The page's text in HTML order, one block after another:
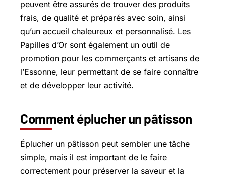
peuvent être assurés de trouver des produits
frais, de qualité et préparés avec soin, ainsi
qu’un accueil chaleureux et personnalisé. Les
Papilles d’Or sont également un outil de
promotion pour les commerçants et artisans de
l’Essonne, leur permettant de se faire connaître
et de développer leur activité.
Comment éplucher un pâtisson
Éplucher un pâtisson peut sembler une tâche
simple, mais il est important de le faire
correctement pour préserver la saveur et la